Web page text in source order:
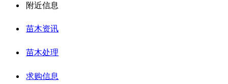
附近信息
苗木资讯
苗木处理
求购信息